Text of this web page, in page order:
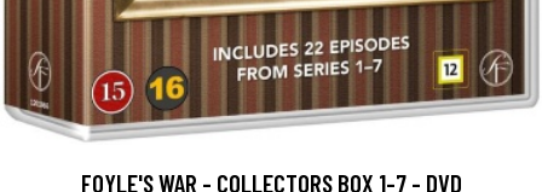
FOYLE'S WAR - COLLECTORS BOX 1-7 - DVD